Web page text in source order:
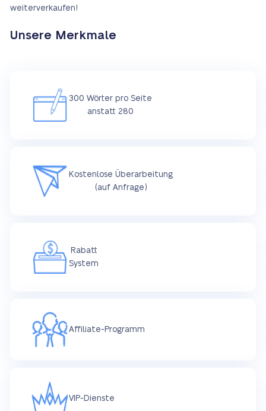
weiterverkaufen!
Unsere Merkmale
300 Wörter pro Seite
anstatt 280
Kostenlose Überarbeitung
(auf Anfrage)
Rabatt
System
Affiliate-Programm
VIP-Dienste